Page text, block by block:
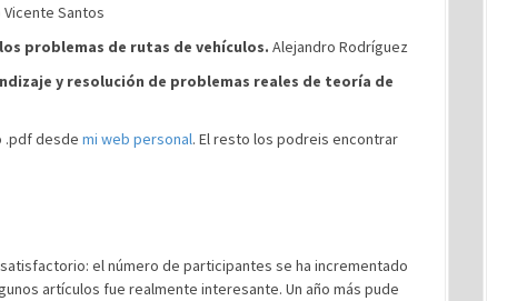
Santos
problemas de rutas de vehículos. Alejandro Rodríguez
y resolución de problemas reales de teoría de
.pdf desde mi web personal. El resto los podreis encontrar
el número de participantes se ha incrementado
artículos fue realmente interesante. Un año más pude